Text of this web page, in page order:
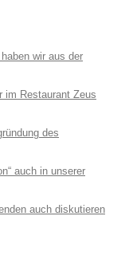
wir aus der
im Restaurant Zeus
des
auch in unserer
auch diskutieren